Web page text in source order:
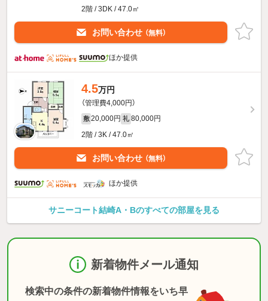
2階 / 3DK / 47.0㎡
お問い合わせ （無料）
ほか提供
4.5万円
（管理費4,000円）
敷 20,000円 礼 80,000円
2階 / 3K / 47.0㎡
お問い合わせ （無料）
ほか提供
サニーコート結崎A・Bのすべての部屋を見る
新着物件メール通知
検索中の条件の新着物件情報をいち早